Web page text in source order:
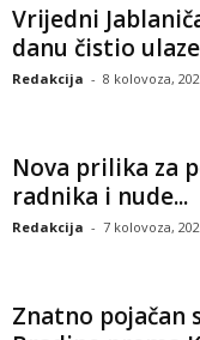
Vrijedni
danu čistio
Redakcija - 8 kolovoza,
Nova prilika za
radnika i nude...
Redakcija - 7 kolovoza,
Znatno pojačan